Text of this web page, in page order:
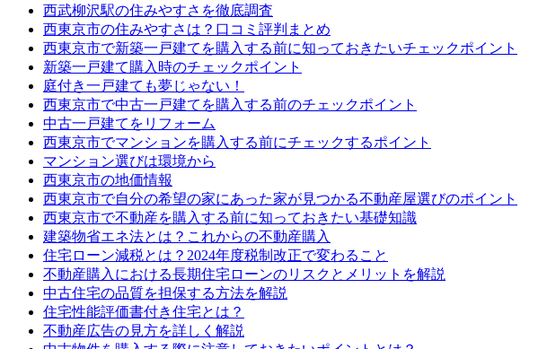
西武柳沢駅の住みやすさを徹底調査
西東京市の住みやすさは？口コミ評判まとめ
西東京市で新築一戸建てを購入する前に知っておきたいチェックポイント
新築一戸建て購入時のチェックポイント
庭付き一戸建ても夢じゃない！
西東京市で中古一戸建てを購入する前のチェックポイント
中古一戸建てをリフォーム
西東京市でマンションを購入する前にチェックするポイント
マンション選びは環境から
西東京市の地価情報
西東京市で自分の希望の家にあった家が見つかる不動産屋選びのポイント
西東京市で不動産を購入する前に知っておきたい基礎知識
建築物省エネ法とは？これからの不動産購入
住宅ローン減税とは？2024年度税制改正で変わること
不動産購入における長期住宅ローンのリスクとメリットを解説
中古住宅の品質を担保する方法を解説
住宅性能評価書付き住宅とは？
不動産広告の見方を詳しく解説